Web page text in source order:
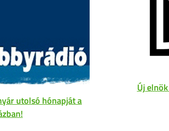
utolsó hónapját a
Új